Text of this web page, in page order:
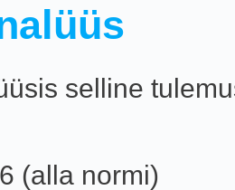
selline
(alla normi)